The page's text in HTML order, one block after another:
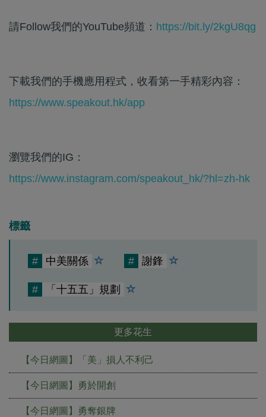
請Follow我們的YouTube頻道： https://bit.ly/2kgU8qg
下載我們的手機應用程式，收看第一手精彩內容：
https://www.speakout.hk/app
瀏覽我們的IG：
https://www.instagram.com/speakout_hk/?hl=zh-hk
標籤
# 中美關係 # 謝鋒
# 「十五五」規劃
更多花生
【今日網圖】「美」損人不利己
【今日網圖】勇於開創
【今日網圖】勇奪銀牌